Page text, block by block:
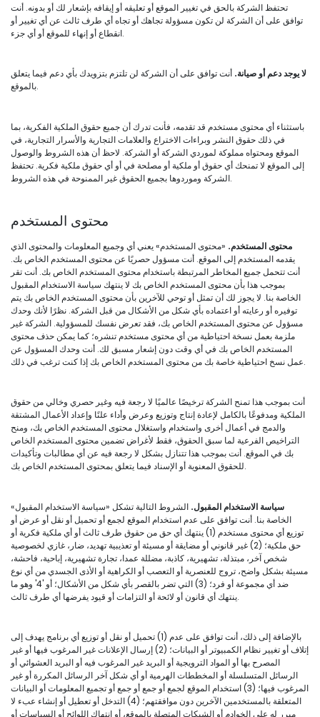
تحتفظ الشركة بالحق في تغيير الموقع أو تعليقه أو إيقافه بإشعار لك أو بدونه. أنت
توافق على أن الشركة لن تكون مسؤولة تجاهك أو تجاه أي طرف ثالث عن أي تغيير أو
انقطاع أو إنهاء للموقع أو أي جزء.
لا يوجد دعم أو صيانة. أنت توافق على أن الشركة لن تلتزم بتزويدك بأي دعم فيما يتعلق
بالموقع.
باستثناء أي محتوى مستخدم قد تقدمه، فأنت تدرك أن جميع حقوق الملكية الفكرية، بما
في ذلك حقوق النشر وبراءات الاختراع والعلامات التجارية والأسرار التجارية، في
الموقع ومحتواه مملوكة لموردي الشركة أو الشركة. لاحظ أن هذه الشروط والوصول
إلى الموقع لا تمنحك أي حقوق أو ملكية أو مصلحة في أو أي حقوق ملكية فكرية. تحتفظ
الشركة وموردوها بجميع الحقوق غير الممنوحة في هذه الشروط.
محتوى المستخدم
محتوى المستخدم. «محتوى المستخدم» يعني أي وجميع المعلومات والمحتوى الذي
يقدمه المستخدم إلى الموقع. أنت مسؤول حصريًا عن محتوى المستخدم الخاص بك.
أنت تتحمل جميع المخاطر المرتبطة باستخدام محتوى المستخدم الخاص بك. أنت تقر
بموجب هذا بأن محتوى المستخدم الخاص بك لا ينتهك سياسة الاستخدام المقبول
الخاصة بنا. لا يجوز لك أن تمثل أو توحي للآخرين بأن محتوى المستخدم الخاص بك يتم
توفيره أو رعايته أو اعتماده بأي شكل من الأشكال من قبل الشركة. نظرًا لأنك وحدك
مسؤول عن محتوى المستخدم الخاص بك، فقد تعرض نفسك للمسؤولية. الشركة غير
ملزمة بعمل نسخة احتياطية من أي محتوى مستخدم تنشره؛ كما يمكن حذف محتوى
المستخدم الخاص بك في أي وقت دون إشعار مسبق لك. أنت وحدك المسؤول عن
عمل نسخ احتياطية خاصة بك من محتوى المستخدم الخاص بك إذا كنت ترغب في ذلك.
أنت بموجب هذا تمنح الشركة ترخيصًا عالميًا لا رجعة فيه وغير حصري وخالي من حقوق
الملكية ومدفوعًا بالكامل لإعادة إنتاج وتوزيع وعرض وأداء علنًا وإعداد الأعمال المشتقة
والدمج في أعمال أخرى واستخدام واستغلال محتوى المستخدم الخاص بك، ومنح
التراخيص الفرعية لما سبق الحقوق، فقط لأغراض تضمين محتوى المستخدم الخاص
بك في الموقع. أنت بموجب هذا تتنازل بشكل لا رجعة فيه عن أي مطالبات وتأكيدات
للحقوق المعنوية أو الإسناد فيما يتعلق بمحتوى المستخدم الخاص بك.
سياسة الاستخدام المقبول. الشروط التالية تشكل «سياسة الاستخدام المقبول»
الخاصة بنا. أنت توافق على عدم استخدام الموقع لجمع أو تحميل أو نقل أو عرض أو
توزيع أي محتوى مستخدم (1) ينتهك أي حق من حقوق طرف ثالث أو أي ملكية فكرية أو
حق ملكية؛ (2) غير قانوني أو مضايقة أو مسيئة أو تعذيبية تهديد، ضار، غازي لخصوصية
شخص آخر، مبتذلة، تشهيرية، كاذبة، مضللة عمدا، تجارة تشهيرية، إباحية، فاحشة،
مسيئة بشكل واضح، تروج للعنصرية أو التعصب أو الكراهية أو الأذى الجسدي من أي نوع
ضد أي مجموعة أو فرد؛ (3) التي تضر بالقصر بأي شكل من الأشكال؛ أو '4' وهو ما
ينتهك أي قانون أو لائحة أو التزامات أو قيود يفرضها أي طرف ثالث.
بالإضافة إلى ذلك، أنت توافق على عدم (1) تحميل أو نقل أو توزيع أي برنامج يهدف إلى
إتلاف أو تغيير نظام الكمبيوتر أو البيانات؛ (2) إرسال الإعلانات غير المرغوب فيها أو غير
المصرح بها أو المواد الترويجية أو البريد غير المرغوب فيه أو البريد العشوائي أو
الرسائل المتسلسلة أو المخططات الهرمية أو أي شكل آخر الرسائل المكررة أو غير
المرغوب فيها؛ (3) استخدام الموقع لجمع أو جمع أو جمع أو تجميع المعلومات أو البيانات
المتعلقة بالمستخدمين الآخرين دون موافقتهم؛ (4) التدخل أو تعطيل أو إنشاء عبء لا
مبرر له على الخوادم أو الشبكات المتصلة بالموقع، أو انتهاك اللوائح أو السياسات أو